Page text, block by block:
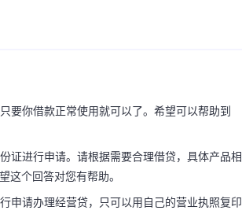
要你借款正常使用就可以了。希望可以帮助到
证进行申请。请根据需要合理借贷，具体产品相
这个回答对您有帮助。
申请办理经营贷，只可以用自己的营业执照复印
照